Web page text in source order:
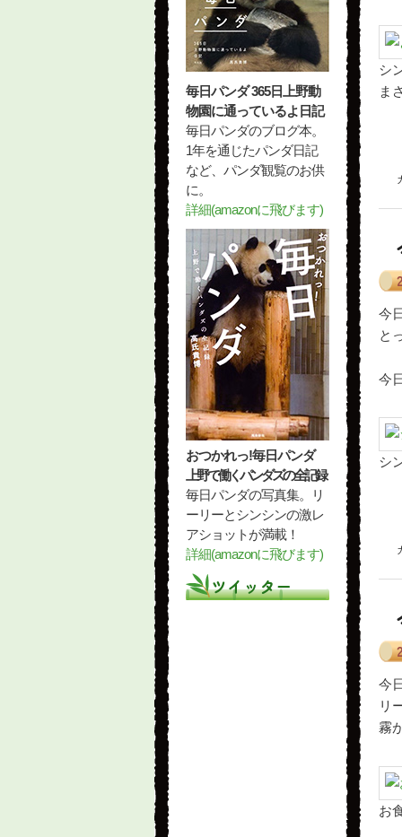
毎日パンダ 365日上野動
物園に通っているよ日記
毎日パンダのブログ本。
1年を通じたパンダ日記
など、パンダ観覧のお供
に。
詳細(amazonに飛びます)
おつかれっ!毎日パンダ
上野で働くパンダズの全記録
毎日パンダの写真集。リ
ーリーとシンシンの激レ
アショットが満載！
詳細(amazonに飛びます)
ツイッター
シ
ま
今
と
今
シ
今
リ
霧
お